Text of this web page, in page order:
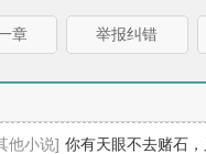
章 举报纠错
他小说] 你有天眼不去赌石